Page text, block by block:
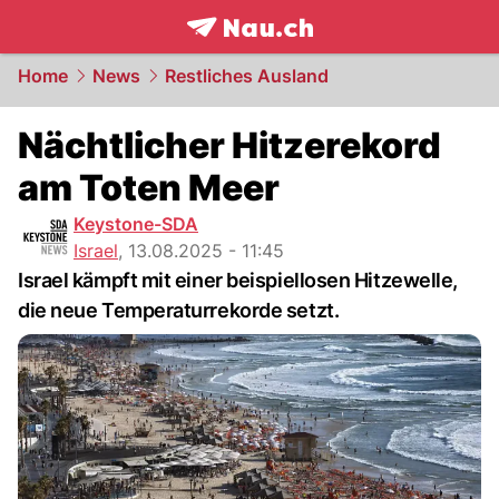
frontpage.NAU.ch
Home News Restliches Ausland
Nächtlicher Hitzerekord
am Toten Meer
Keystone-SDA
Israel, 13.08.2025 - 11:45
Israel kämpft mit einer beispiellosen Hitzewelle,
die neue Temperaturrekorde setzt.